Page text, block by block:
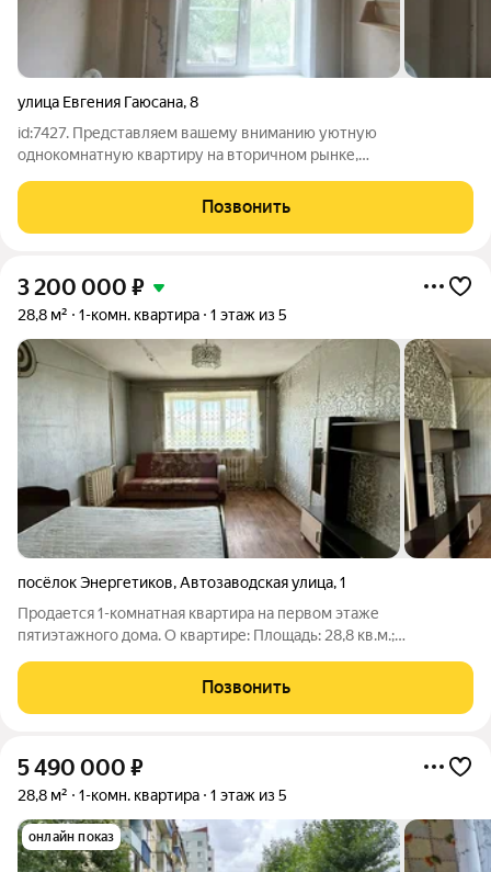
улица Евгения Гаюсана,8
id:7427. Представляем вашему вниманию уютную
однокомнатную квартиру на вторичном рынке,
Комфортный этаж, прекрасное расположение дома, где рядом
троллейбусная остановка, магазины,аптеки, развита
Позвонить
3 200 000 ₽
28,8 м² 1-комн. квартира 1 этаж из 5
посёлок Энергетиков,Автозаводская улица,1
Продается 1-комнатная квартира на первом этаже
пятиэтажного дома. О квартире: Площадь: 28,8 кв.м.;
всего на две квартиры. Соседи - молодая семья и спокойные
пожилые люди. В подъезде тишина
Позвонить
5 490 000 ₽
28,8 м² 1-комн. квартира 1 этаж из 5
онлайн показ